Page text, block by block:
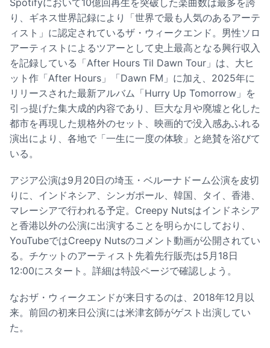
り、ギネス世界記録により「世界で最も人気のあるアーテ
ィスト」に認定されているザ・ウィークエンド。男性ソロ
アーティストによるツアーとして史上最高となる興行収入
を記録している「After Hours Til Dawn Tour」は、大ヒ
ット作「After Hours」「Dawn FM」に加え、2025年に
リリースされた最新アルバム「Hurry Up Tomorrow」を
引っ提げた集大成的内容であり、巨大な月や廃墟と化した
都市を再現した規格外のセット、映画的で没入感あふれる
演出により、各地で「一生に一度の体験」と絶賛を浴びて
いる。
アジア公演は9月20日の埼玉・ベルーナドーム公演を皮切
りに、インドネシア、シンガポール、韓国、タイ、香港、
マレーシアで行われる予定。Creepy Nutsはインドネシア
と香港以外の公演に出演することを明らかにしており、
YouTubeではCreepy Nutsのコメント動画が公開されてい
る。チケットのアーティスト先着先行販売は5月18日
12:00にスタート。詳細は特設ページで確認しよう。
なおザ・ウィークエンドが来日するのは、2018年12月以
来。前回の初来日公演には米津玄師がゲスト出演してい
た。